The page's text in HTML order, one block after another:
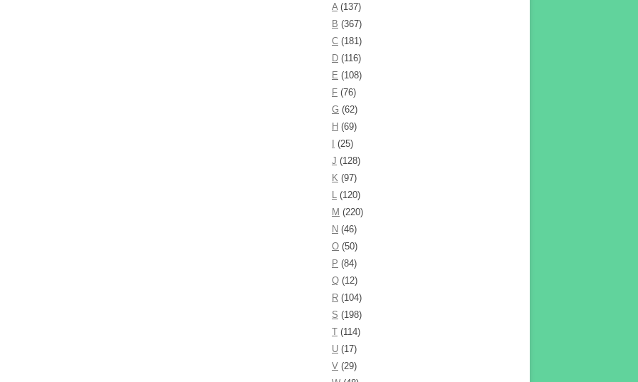
A(137)
B (367)
C (181)
D (116)
E (108)
F (76)
G (62)
H (69)
(25)
J (128)
K (97)
L (120)
M (220)
N (46)
O (50)
P (84)
Q (12)
R (104)
S (198)
T (114)
U (17)
V (29)